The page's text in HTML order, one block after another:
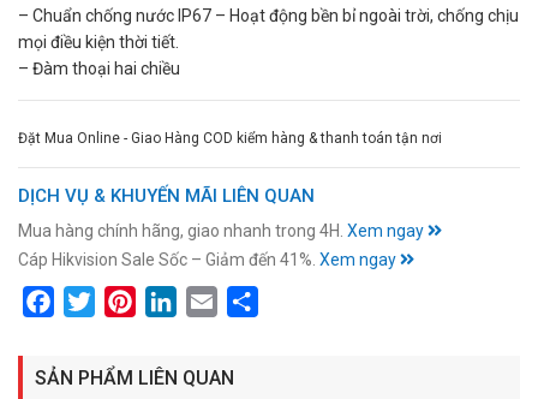
– Chuẩn chống nước IP67 – Hoạt động bền bỉ ngoài trời, chống chịu
mọi điều kiện thời tiết.
– Đàm thoại hai chiều
Đặt Mua Online - Giao Hàng COD kiểm hàng & thanh toán tận nơi
DỊCH VỤ & KHUYẾN MÃI LIÊN QUAN
Mua hàng chính hãng, giao nhanh trong 4H. Xem ngay
Cáp Hikvision Sale Sốc – Giảm đến 41%. Xem ngay
FacebookTwitterPinterestLinkedIn
Email
SẢN PHẨM LIÊN QUAN